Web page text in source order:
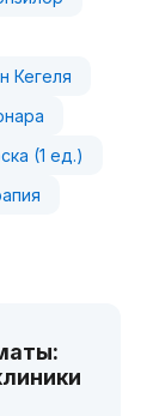
Кегеля
(1 ед.)